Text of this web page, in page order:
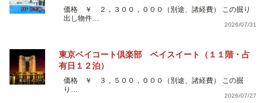
価格 ￥ ２，３００，０００（別途、諸経費） この掘り
出し物件…
2026/07/31
東京ベイコート倶楽部 ベイスイート（１１階・占
有日１２泊）
価格 ￥ ３，５００，０００（別途、諸経費） この掘
り…
2026/07/27